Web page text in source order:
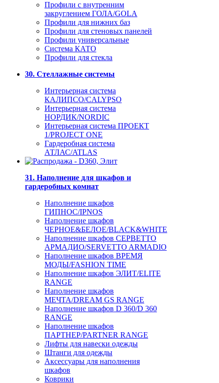
Профили с внутренним
закруглением ГОЛА/GOLA
Профили для нижних баз
Профили для стеновых панелей
Профили универсальные
Система КАТО
Профили для стекла
30. Стеллажные системы
Интерьерная система
КАЛИПСО/CALYPSO
Интерьерная система
НОРДИК/NORDIC
Интерьерная система ПРОЕКТ
1/PROJECT ONE
Гардеробная система
АТЛАС/ATLAS
31. Наполнение для шкафов и
гардеробных комнат
Наполнение шкафов
ГИПНОС/IPNOS
Наполнение шкафов
ЧЕРНОЕ&БЕЛОЕ/BLACK&WHITE
Наполнение шкафов СЕРВЕТТО
АРМАДИО/SERVETTO ARMADIO
Наполнение шкафов ВРЕМЯ
МОДЫ/FASHION TIME
Наполнение шкафов ЭЛИТ/ELITE
RANGE
Наполнение шкафов
МЕЧТА/DREAM GS RANGE
Наполнение шкафов D 360/D 360
RANGE
Наполнение шкафов
ПАРТНЕР/PARTNER RANGE
Лифты для навески одежды
Штанги для одежды
Аксессуары для наполнения
шкафов
Коврики